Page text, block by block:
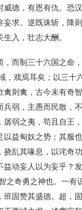
威德，有恩有仇。恐
妄求。逆既诛斩，降
入，壮志大酬。
，而制三十六国之命
，戏焉耳矣；以三十
则禽，古今未有奇智
兵弱，主愚而民散，
孱弱之夷，苟且自王
以益匈奴之势；其服
挠乱其喙息，以诧奇
益动妄人以为妄乎？
之奇勇之神也。一有
班固赞其盛德。超，